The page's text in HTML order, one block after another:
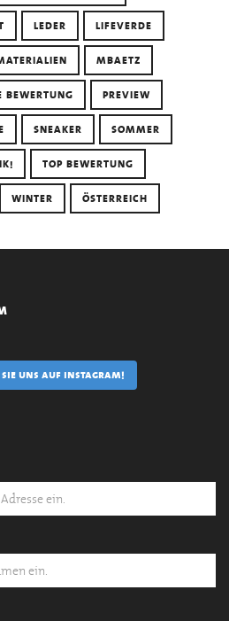
LEDER LIFEVERDE
MBAETZ
BEWERTUNG PREVIEW
SNEAKER SOMMER
TOP BEWERTUNG
WINTER ÖSTERREICH
uns auf instagram!